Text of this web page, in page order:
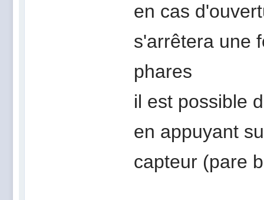
en cas
s'arrêtera une
phares
il est possible
en appuyant
capteur (pare